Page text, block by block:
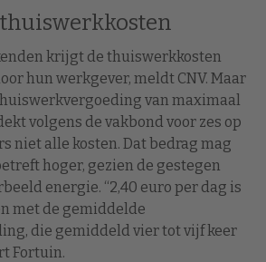
krijgt de thuiswerkkosten
hun werkgever, meldt CNV. Maar
van maximaal
volgens de vakbond voor zes op
niet alle kosten. Dat bedrag mag
hoger, gezien de gestegen
energie. “2,40 euro per dag is
met de gemiddelde
die gemiddeld vier tot vijf keer
Fortuin.